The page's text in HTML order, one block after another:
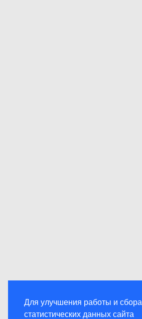
Для улучшения работы и сбора
статистических данных сайта